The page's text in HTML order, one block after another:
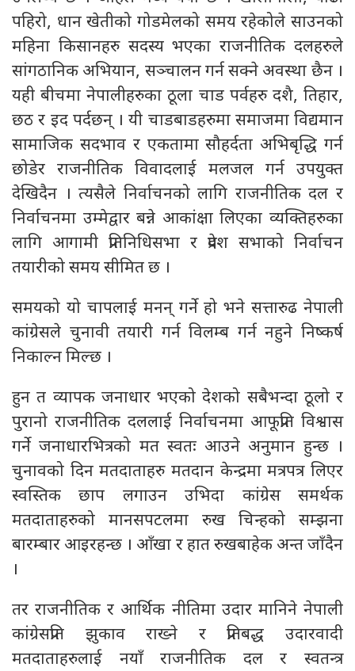
पहिरो, धान खेतीको गोडमेलको समय रहेकोले साउनको
महिना किसानहरु सदस्य भएका राजनीतिक दलहरुले
सांगठानिक अभियान, सञ्चालन गर्न सक्ने अवस्था छैन ।
यही बीचमा नेपालीहरुका ठूला चाड पर्वहरु दशै, तिहार,
छठ र इद पर्दछन् । यी चाडबाडहरुमा समाजमा विद्यमान
सामाजिक सदभाव र एकतामा सौहर्दता अभिबृद्धि गर्न
छोडेर राजनीतिक विवादलाई मलजल गर्न उपयुक्त
देखिदैन । त्यसैले निर्वाचनको लागि राजनीतिक दल र
निर्वाचनमा उम्मेद्वार बन्ने आकांक्षा लिएका व्यक्तिहरुका
लागि आगामी प्रतिनिधिसभा र प्रदेश सभाको निर्वाचन
तयारीको समय सीमित छ ।
समयको यो चापलाई मनन् गर्ने हो भने सत्तारुढ नेपाली
कांग्रेसले चुनावी तयारी गर्न विलम्ब गर्न नहुने निष्कर्ष
निकाल्न मिल्छ ।
हुन त व्यापक जनाधार भएको देशको सबैभन्दा ठूलो र
पुरानो राजनीतिक दललाई निर्वाचनमा आफूप्रति विश्वास
गर्ने जनाधारभित्रको मत स्वतः आउने अनुमान हुन्छ ।
चुनावको दिन मतदाताहरु मतदान केन्द्रमा मत्रपत्र लिएर
स्वस्तिक छाप लगाउन उभिदा कांग्रेस समर्थक
मतदाताहरुको मानसपटलमा रुख चिन्हको सम्झना
बारम्बार आइरहन्छ । आँखा र हात रुखबाहेक अन्त जाँदैन
।
तर राजनीतिक र आर्थिक नीतिमा उदार मानिने नेपाली
कांग्रेसप्रति झुकाव राख्ने र प्रतिबद्ध उदारवादी
मतदाताहरुलाई नयाँ राजनीतिक दल र स्वतन्त्र